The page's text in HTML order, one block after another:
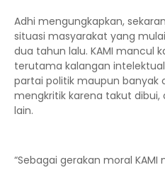
Adhi mengungkapkan,
situasi masyarakat yang
dua tahun lalu. KAMI mancul
terutama kalangan
partai politik maupun banyak
mengkritik karena takut dibui,
lain.
“Sebagai gerakan moral